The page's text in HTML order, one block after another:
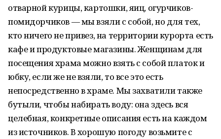
отварной курицы, картошки, яиц, огурчиков-
помидорчиков — мы взяли с собой, но для тех,
кто ничего не привез, на территории курорта есть
кафе и продуктовые магазины. Женщинам для
посещения храма можно взять с собой платок и
юбку, если же не взяли, то все это есть
непосредственно в храме. Мы захватили также
бутыли, чтобы набирать воду: она здесь вся
целебная, конкретные описания есть на каждом
из источников. В хорошую погоду возьмите с